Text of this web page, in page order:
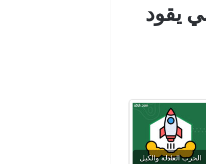
يقود
الحرب العادلة والكيل